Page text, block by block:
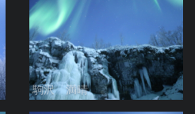
駒沢 満晴